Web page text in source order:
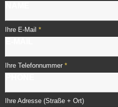
Ihre E-Mail *
Ihre Telefonnummer *
Ihre Adresse (Straße + Ort)